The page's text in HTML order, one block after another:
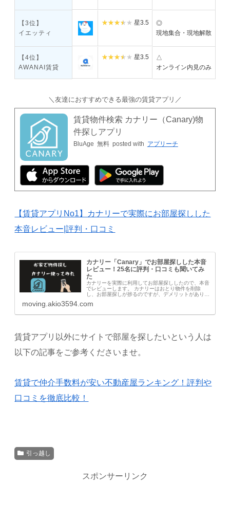
【3位】
イエッティ
星3.5
◎
現地集合・現地解散
【4位】
AWANAI賃貸
星3.5
△
オンライン内見のみ
＼友達におすすめできる最強の賃貸アプリ／
賃貸物件検索 カナリー（Canary‪)‪‬‬物
件探しアプリ
BluAge 無料 posted with アプリーチ
【賃貸アプリNo1】カナリーで実際にお部屋探しした
本音レビュー|評判・口コミ
カナリー「Canary」でお部屋探しした本音
レビュー！25名に評判・口コミも聞いてみ
た
カナリーを実際に利用してお部屋探ししたので、本音
でレビューします。 カナリーはおとり物件を削除
し、お部屋探しが捗るのですが、デメリットがありま
すめの賃貸アプリか理解できるので参考にしてくださ
moving.akio3594.com
賃貸アプリ以外にサイトで部屋を探したいという人は
以下の記事をご参考くださいませ。
賃貸で仲介手数料が安い不動産屋ランキング！評判や
口コミを徹底比較！
引っ越し
スポンサーリンク